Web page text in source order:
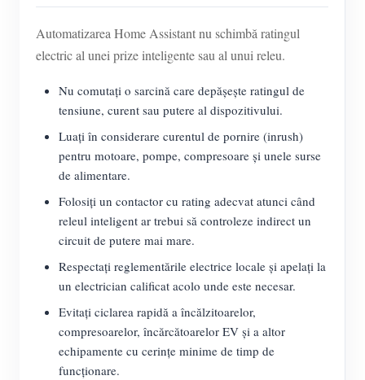
Automatizarea Home Assistant nu schimbă ratingul
electric al unei prize inteligente sau al unui releu.
Nu comutați o sarcină care depășește ratingul de
tensiune, curent sau putere al dispozitivului.
Luați în considerare curentul de pornire (inrush)
pentru motoare, pompe, compresoare și unele surse
de alimentare.
Folosiți un contactor cu rating adecvat atunci când
releul inteligent ar trebui să controleze indirect un
circuit de putere mai mare.
Respectați reglementările electrice locale și apelați la
un electrician calificat acolo unde este necesar.
Evitați ciclarea rapidă a încălzitoarelor,
compresoarelor, încărcătoarelor EV și a altor
echipamente cu cerințe minime de timp de
funcționare.